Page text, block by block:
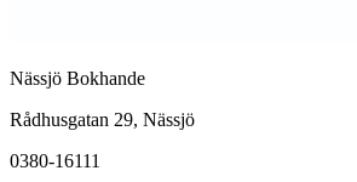
Nässjö Bokhande
Rådhusgatan 29, Nässjö
0380-16111